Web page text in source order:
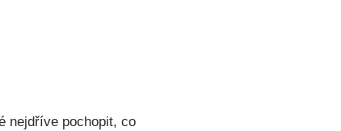
nejdříve pochopit, co